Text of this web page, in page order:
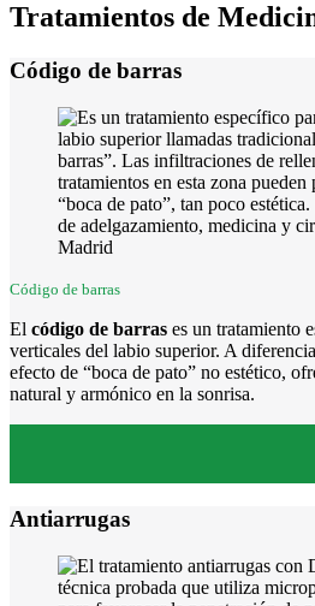
Tratamientos de
Código de barras
Código de barras
El código de barras es un tratamiento
verticales del labio superior. A
efecto de “boca de pato” no estético,
natural y armónico en la sonrisa.
Antiarrugas